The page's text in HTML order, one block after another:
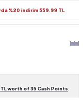
%20 indirim 559.99 TL
TL worth of35 Cash Points